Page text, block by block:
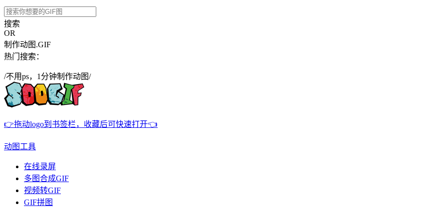
搜索
OR
制作动图.GIF
热门搜索：
/不用ps，1分钟制作动图/
👉拖动logo到书签栏，收藏后可快速打开👈
动图工具
在线录屏
多图合成GIF
视频转GIF
GIF拼图